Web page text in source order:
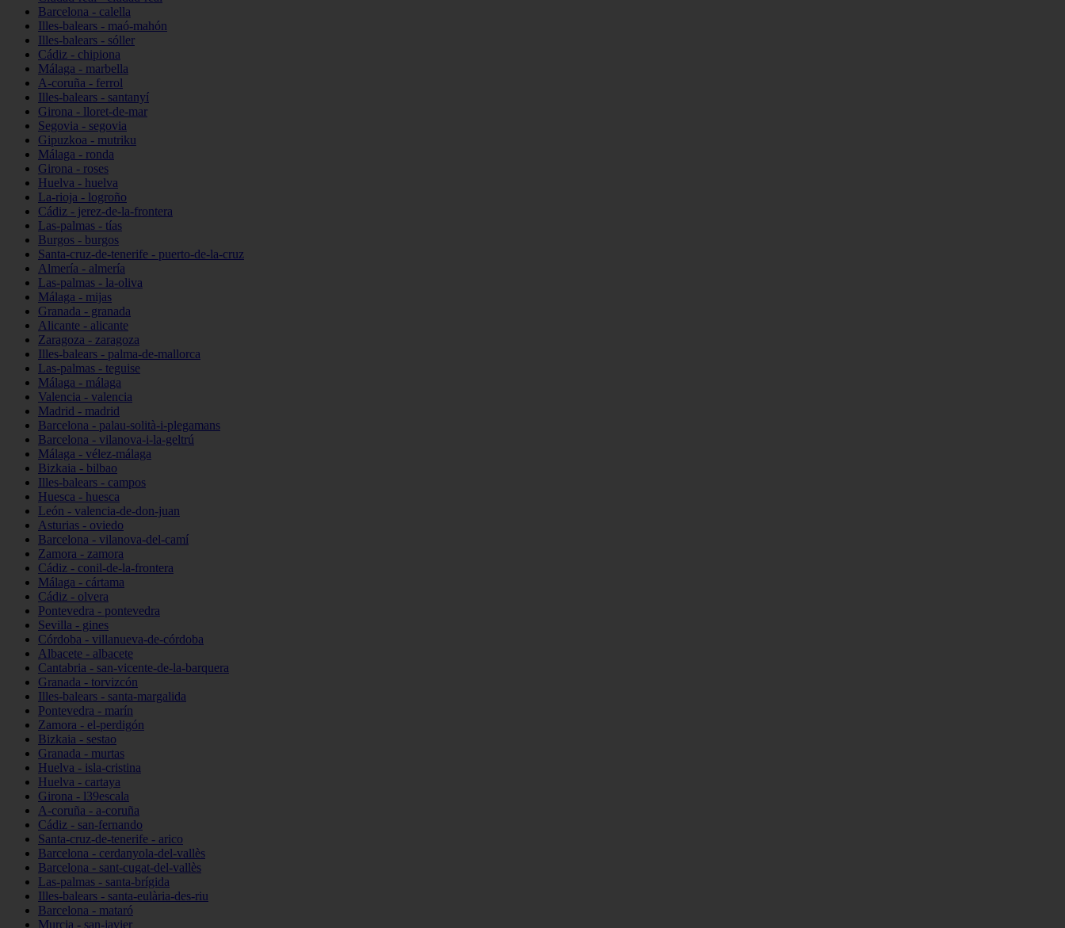
Barcelona - calella
Illes-balears - maó-mahón
Illes-balears - sóller
Cádiz - chipiona
Málaga - marbella
A-coruña - ferrol
Illes-balears - santanyí
Girona - lloret-de-mar
Segovia - segovia
Gipuzkoa - mutriku
Málaga - ronda
Girona - roses
Huelva - huelva
La-rioja - logroño
Cádiz - jerez-de-la-frontera
Las-palmas - tías
Burgos - burgos
Santa-cruz-de-tenerife - puerto-de-la-cruz
Almería - almería
Las-palmas - la-oliva
Málaga - mijas
Granada - granada
Alicante - alicante
Zaragoza - zaragoza
Illes-balears - palma-de-mallorca
Las-palmas - teguise
Málaga - málaga
Valencia - valencia
Madrid - madrid
Barcelona - palau-solità-i-plegamans
Barcelona - vilanova-i-la-geltrú
Málaga - vélez-málaga
Bizkaia - bilbao
Illes-balears - campos
Huesca - huesca
León - valencia-de-don-juan
Asturias - oviedo
Barcelona - vilanova-del-camí
Zamora - zamora
Cádiz - conil-de-la-frontera
Málaga - cártama
Cádiz - olvera
Pontevedra - pontevedra
Sevilla - gines
Córdoba - villanueva-de-córdoba
Albacete - albacete
Cantabria - san-vicente-de-la-barquera
Granada - torvizcón
Illes-balears - santa-margalida
Pontevedra - marín
Zamora - el-perdigón
Bizkaia - sestao
Granada - murtas
Huelva - isla-cristina
Huelva - cartaya
Girona - l39escala
A-coruña - a-coruña
Cádiz - san-fernando
Santa-cruz-de-tenerife - arico
Barcelona - cerdanyola-del-vallès
Barcelona - sant-cugat-del-vallès
Las-palmas - santa-brígida
Illes-balears - santa-eulària-des-riu
Barcelona - mataró
Murcia - san-javier